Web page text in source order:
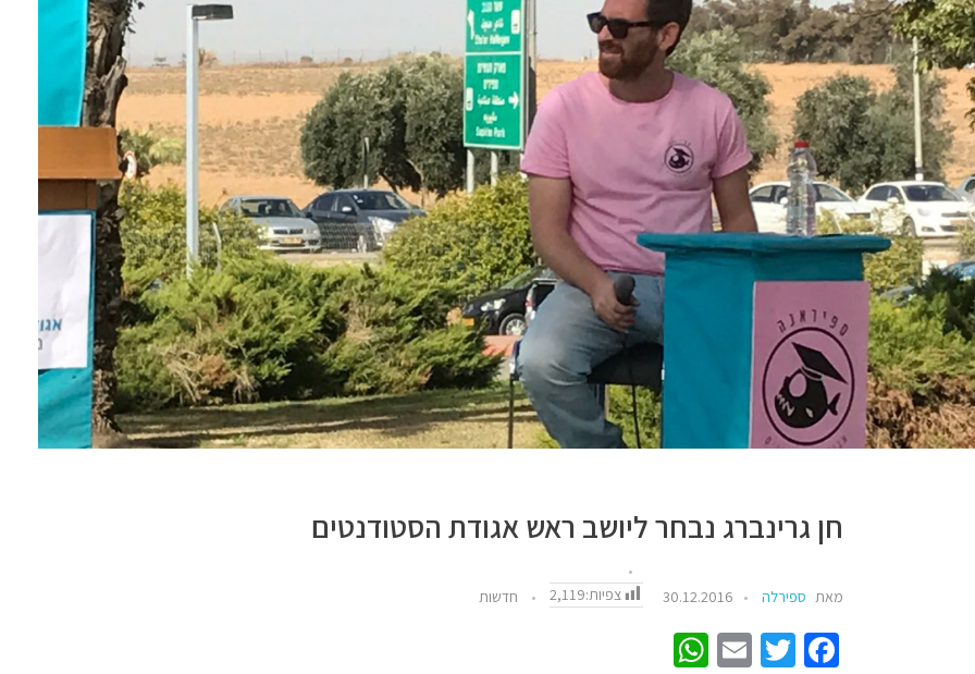
חן גרינברג נבחר ליושב ראש אגודת הסטודנטים
מאת ספירלה 30.12.2016 צפיות:2,119 חדשות
Fa
T
E
W